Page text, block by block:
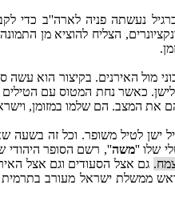
נעשתה פניה לארה''ב כדי
הצליח להוציא מן
מול האירנים. בקיצור הוא
כאשר נחת המטוס עם הטילים
את המצב. הם שלמו במזומן,
ישן לטיל משופר. וכל זה
משה'', רשם הסופר
גם אצל הסעודים וגם אצל
ממשלת ישראל מעורב בתרמית